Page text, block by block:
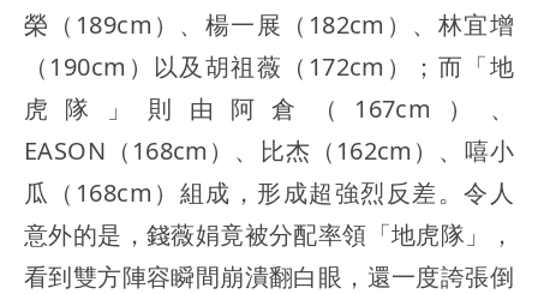
榮（189cm）、楊一展（182cm）、林宜增
（190cm）以及胡祖薇（172cm）；而「地
虎隊」則由阿倉（167cm）、
EASON（168cm）、比杰（162cm）、嘻小
瓜（168cm）組成，形成超強烈反差。令人
意外的是，錢薇娟竟被分配率領「地虎隊」，
看到雙方陣容瞬間崩潰翻白眼，還一度誇張倒